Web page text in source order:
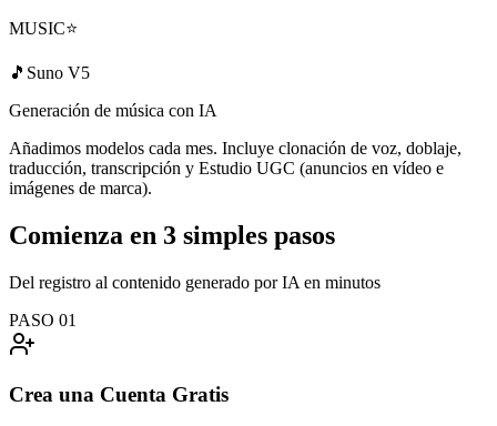
MUSIC⭐
🎵 Suno V5
Generación de música con IA
Añadimos modelos cada mes. Incluye clonación de voz, doblaje,
traducción, transcripción y Estudio UGC (anuncios en vídeo e
imágenes de marca).
Comienza en 3 simples pasos
Del registro al contenido generado por IA en minutos
PASO 01
Crea una Cuenta Gratis